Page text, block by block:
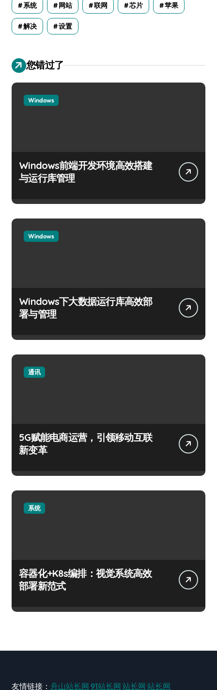
系统 网站 联网 芯片 苹果
解决 设置
您错过了
Windows
Windows前端开发环境高效搭建
与运行库管理
Windows
Windows下大数据运行库高效部
署与管理
通讯
5G赋能电商运营，引领移动互联
新变革
系统
容器化+K8s编排：视觉系统高效
部署新范式
友情链接： 舟山站长网 91站长网 站长网 站长网